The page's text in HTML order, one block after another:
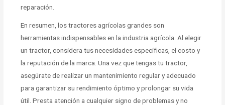
reparación.
En resumen, los tractores agrícolas grandes son
herramientas indispensables en la industria agrícola. Al elegir
un tractor, considera tus necesidades específicas, el costo y
la reputación de la marca. Una vez que tengas tu tractor,
asegúrate de realizar un mantenimiento regular y adecuado
para garantizar su rendimiento óptimo y prolongar su vida
útil. Presta atención a cualquier signo de problemas y no